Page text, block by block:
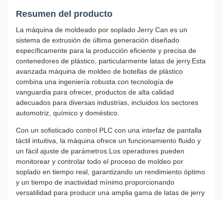
Resumen del producto
La máquina de moldeado por soplado Jerry Can es un
sistema de extrusión de última generación diseñado
específicamente para la producción eficiente y precisa de
contenedores de plástico, particularmente latas de jerry.Esta
avanzada máquina de moldeo de botellas de plástico
combina una ingeniería robusta con tecnología de
vanguardia para ofrecer, productos de alta calidad
adecuados para diversas industrias, incluidos los sectores
automotriz, químico y doméstico.
Con un sofisticado control PLC con una interfaz de pantalla
táctil intuitiva, la máquina ofrece un funcionamiento fluido y
un fácil ajuste de parámetros.Los operadores pueden
monitorear y controlar todo el proceso de moldeo por
soplado en tiempo real, garantizando un rendimiento óptimo
y un tiempo de inactividad mínimo.proporcionando
versatilidad para producir una amplia gama de latas de jerry